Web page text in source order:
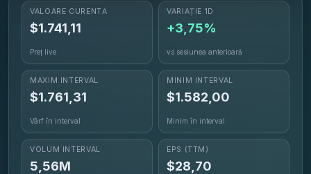
VALOARE CURENTĂ
$1.741,11
Preț live
VARIAȚIE 1D
+3,75%
vs sesiunea anterioară
MAXIM INTERVAL
$1.761,31
Vârf în interval
MINIM INTERVAL
$1.582,00
Minim în interval
VOLUM INTERVAL
5,56M
EPS (TTM)
$28,70